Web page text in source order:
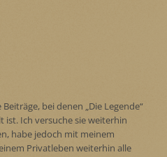
bei denen „Die Legende“
Ich versuche sie weiterhin
habe jedoch mit meinem
Privatleben weiterhin alle